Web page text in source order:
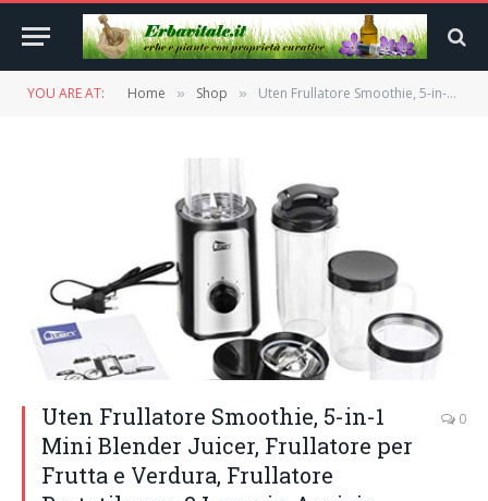
YOU ARE AT: Home » Shop » Uten Frullatore Smoothie, 5-in-1 Mini Blender Juicer, Frullatore per Frutta e Verdura, Frullatore Portatile con 2 Lame in Acciaio Inox e Bottiglie in Tritan per Sport, Viaggi, Senza BPA
Uten Frullatore Smoothie, 5-in-1
Mini Blender Juicer, Frullatore per
Frutta e Verdura, Frullatore
0